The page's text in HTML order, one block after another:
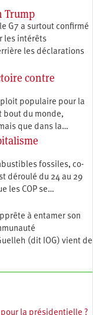
Trump
G7 a surtout confirmé
les intérêts
les déclarations
contre
populaire pour la
bout du monde,
que dans la…
fossiles, co-
déroulé du 24 au 29
les COP se…
à entamer son
(dit IOG) vient de
la présidentielle ?